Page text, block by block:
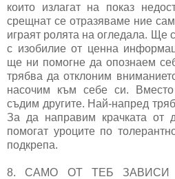
които излагат на показ
срещнат се отразяваме ние
играят ролята на огледала. Ще
с изобилие от ценна
ще ни помогне да опознаем
трябва да отклоним
насочим към себе си.
съдим другите. Най-напред
За да направим крачката от
помогат уроците по
подкрепа.
8. САМО ОТ ТЕБ ЗАВИСИ